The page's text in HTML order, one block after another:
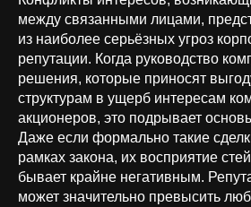
между связанными лицами,
из наиболее серьёзных угроз
репутации. Когда руководство
решения, которые приносят
структурам в ущерб интересам
акционеров, это подрывает
Даже если формально такие
рамках закона, их восприятие
бывает крайне негативным.
может значительно превысить